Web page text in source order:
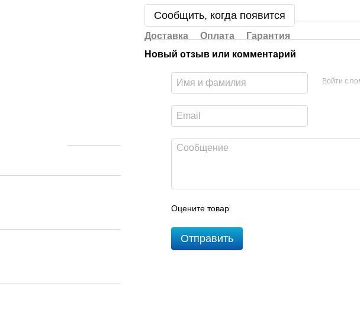
Сообщить, когда появится
Доставка Оплата
Гарантия
Новый отзыв или комментарий
Войти с
Оцените товар
Отправить